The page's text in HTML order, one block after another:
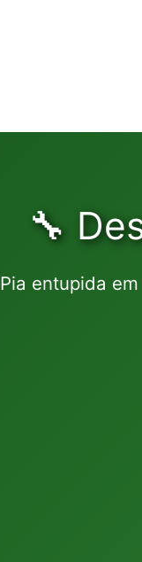
🔧
Pia entupida